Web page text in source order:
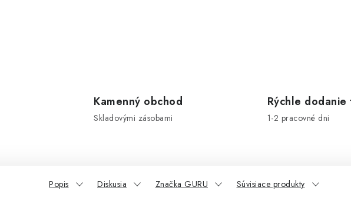
Kamenný obchod
Skladovými zásobami
Rýchle dodanie
1-2 pracovné dni
Popis Diskusia Značka GURU Súvisiace produkty